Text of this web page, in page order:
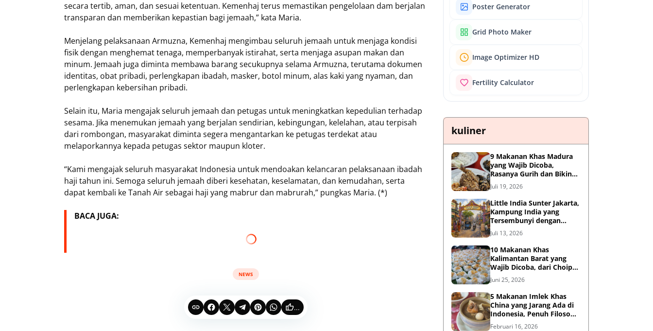
secara tertib, aman, dan sesuai ketentuan. Kemenhaj terus memastikan pengelolaan dam berjalan
transparan dan memberikan kepastian bagi jemaah,” kata Maria.
Menjelang pelaksanaan Armuzna, Kemenhaj mengimbau seluruh jemaah untuk menjaga kondisi
fisik dengan menghemat tenaga, memperbanyak istirahat, serta menjaga asupan makan dan
minum. Jemaah juga diminta membawa barang secukupnya selama Armuzna, terutama dokumen
identitas, obat pribadi, perlengkapan ibadah, masker, botol minum, alas kaki yang nyaman, dan
perlengkapan kebersihan pribadi.
Selain itu, Maria mengajak seluruh jemaah dan petugas untuk meningkatkan kepedulian terhadap
sesama. Jika menemukan jemaah yang berjalan sendirian, kebingungan, kelelahan, atau terpisah
dari rombongan, masyarakat diminta segera mengantarkan ke petugas terdekat atau
melaporkannya kepada petugas sektor maupun kloter.
“Kami mengajak seluruh masyarakat Indonesia untuk mendoakan kelancaran pelaksanaan ibadah
haji tahun ini. Semoga seluruh jemaah diberi kesehatan, keselamatan, dan kemudahan, serta
dapat kembali ke Tanah Air sebagai haji yang mabrur dan mabrurah,” pungkas Maria. (*)
BACA JUGA:
NEWS
...
Poster Generator
Grid Photo Maker
Image Optimizer HD
Fertility Calculator
kuliner
9 Makanan Khas Madura
yang Wajib Dicoba,
Rasanya Gurih dan Bikin
Nagih
Juli 19, 2026
Little India Sunter Jakarta,
Kampung India yang
Tersembunyi dengan
Sejarah Panjang dan
Kuliner Autentik
Juli 13, 2026
10 Makanan Khas
Kalimantan Barat yang
Wajib Dicoba, dari Choipan
hingga Sotong Pangkong
Juni 25, 2026
5 Makanan Imlek Khas
China yang Jarang Ada di
Indonesia, Penuh Filosofi
Keberuntungan
Februari 16, 2026